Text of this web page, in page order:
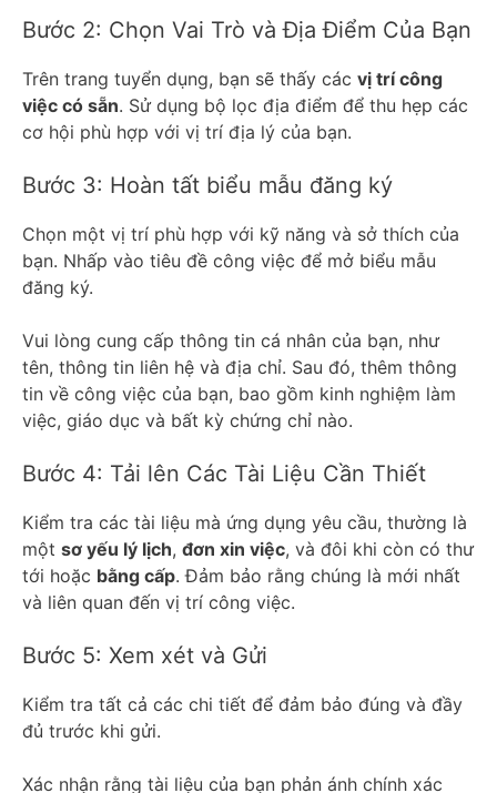
Bước 2: Chọn Vai Trò và Địa Điểm Của Bạn
Trên trang tuyển dụng, bạn sẽ thấy các vị trí công
việc có sẵn. Sử dụng bộ lọc địa điểm để thu hẹp các
cơ hội phù hợp với vị trí địa lý của bạn.
Bước 3: Hoàn tất biểu mẫu đăng ký
Chọn một vị trí phù hợp với kỹ năng và sở thích của
bạn. Nhấp vào tiêu đề công việc để mở biểu mẫu
đăng ký.
Vui lòng cung cấp thông tin cá nhân của bạn, như
tên, thông tin liên hệ và địa chỉ. Sau đó, thêm thông
tin về công việc của bạn, bao gồm kinh nghiệm làm
việc, giáo dục và bất kỳ chứng chỉ nào.
Bước 4: Tải lên Các Tài Liệu Cần Thiết
Kiểm tra các tài liệu mà ứng dụng yêu cầu, thường là
một sơ yếu lý lịch, đơn xin việc, và đôi khi còn có thư
tới hoặc bằng cấp. Đảm bảo rằng chúng là mới nhất
và liên quan đến vị trí công việc.
Bước 5: Xem xét và Gửi
Kiểm tra tất cả các chi tiết để đảm bảo đúng và đầy
đủ trước khi gửi.
Xác nhận rằng tài liệu của bạn phản ánh chính xác